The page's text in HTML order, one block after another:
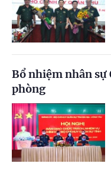
Bổ nhiệm nhân sự
phòng